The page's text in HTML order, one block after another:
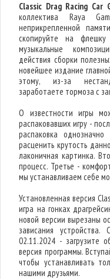
Classic Drag Racing Car
коллектива Raya
неприкрепленной
скопируйте на флешку
музыкальные
действия сборки
новейшее издание
этому, из-за
заработаете тормоза с
О известности игры
распаковавших игру -
распаковка
расценить крутость
лаконичная картинка.
процесс. Третье -
мы устанавливаем себе
Установленная версия
игра на гонках
новой версии вырезаны
зависания
02.11.2024 - загрузите
версия программы.
чтобы устанавливать
нашими друзьями.